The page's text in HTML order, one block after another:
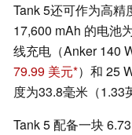
Tank 5还可作为高精
17,600 mAh 的电池
线充电（Anker 140
79.99 美元 ）和 25
度为33.8毫米（1.33
Tank 5 配备一块